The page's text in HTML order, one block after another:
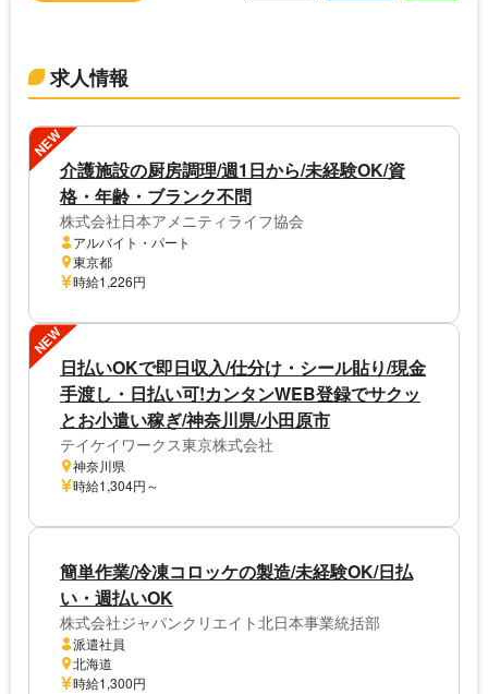
求人情報
NEW
介護施設の厨房調理/週1日から/未経験OK/資
格・年齢・ブランク不問
株式会社日本アメニティライフ協会
アルバイト・パート
東京都
時給1,226円
NEW
日払いOKで即日収入/仕分け・シール貼り/現金
手渡し・日払い可!カンタンWEB登録でサクッ
とお小遣い稼ぎ/神奈川県/小田原市
テイケイワークス東京株式会社
神奈川県
時給1,304円～
簡単作業/冷凍コロッケの製造/未経験OK/日払
い・週払いOK
株式会社ジャパンクリエイト北日本事業統括部
派遣社員
北海道
時給1,300円